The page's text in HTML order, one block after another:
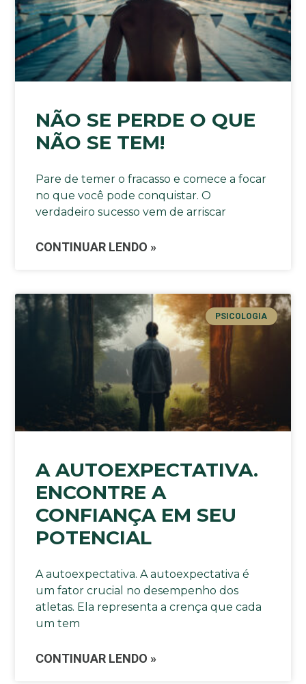
NÃO SE PERDE O QUE
NÃO SE TEM!
Pare de temer o fracasso e comece a focar
no que você pode conquistar. O
verdadeiro sucesso vem de arriscar
CONTINUAR LENDO »
PSICOLOGIA
A AUTOEXPECTATIVA.
ENCONTRE A
CONFIANÇA EM SEU
POTENCIAL
A autoexpectativa. A autoexpectativa é
um fator crucial no desempenho dos
atletas. Ela representa a crença que cada
um tem
CONTINUAR LENDO »